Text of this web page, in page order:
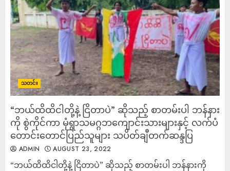
သတင်း
“ဘယ်ထိထိငါတို့နဲ့ ငြိတာပဲ” ဆိုသည့် စာတမ်းပါ ဘန်နား
ကို စွဲကိုင်ကာ မုံရွာသမဂ္ဂဘကျောင်းသားများနှင့် လက်ပံ
တောင်းတောင်ပြည်သူများ သပိတ်ချီတက်ဆန္ဒပြ
ADMIN AUGUST 23, 2022
“ဘယ်ထိထိငါတို့နဲ့ ငြိတာပဲ” ဆိုသည့် စာတမ်းပါ ဘန်နားကို